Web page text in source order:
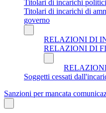
Titolari di incarichi
Titolari di incarichi di
governo
RELAZIONI DI
RELAZIONI DI
Soggetti cessati
Sanzioni per mancata